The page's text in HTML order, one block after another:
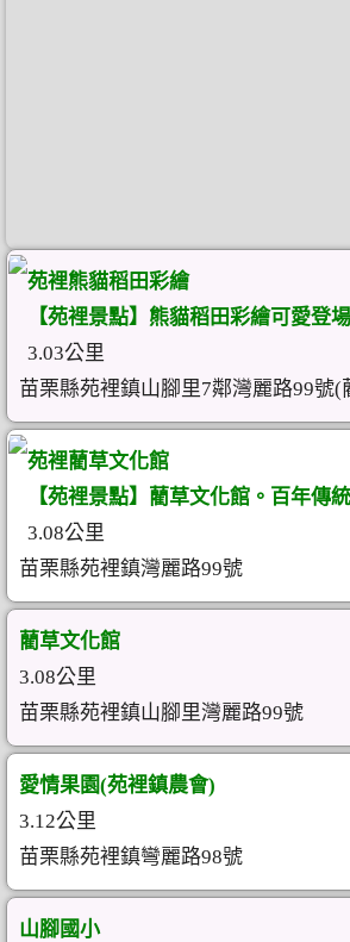
苑裡熊貓稻田彩繪
【苑裡景點】熊貓稻田彩繪可愛登
3.03公里
苗栗縣苑裡鎮山腳里7鄰灣麗路99號(
苑裡藺草文化館
【苑裡景點】藺草文化館。百年傳
3.08公里
苗栗縣苑裡鎮灣麗路99號
藺草文化館
3.08公里
苗栗縣苑裡鎮山腳里灣麗路99號
愛情果園(苑裡鎮農會)
3.12公里
苗栗縣苑裡鎮彎麗路98號
山腳國小